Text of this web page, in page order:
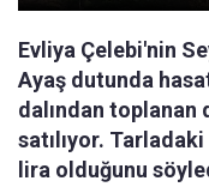
Evliya Çelebi'nin
Ayaş dutunda
dalından toplanan
satılıyor.
lira olduğunu